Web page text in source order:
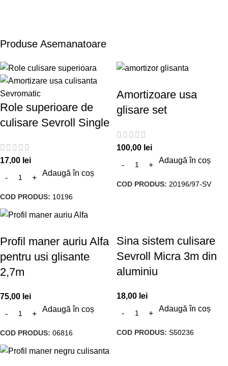
Produse Asemanatoare
Role superioare de
culisare Sevroll Single
17,00 lei
Adaugă în coș
COD PRODUS: 10196
Amortizoare usa
glisare set
100,00 lei
Adaugă în coș
COD PRODUS: 20196/97-SV
Profil maner auriu Alfa
pentru usi glisante
2,7m
75,00 lei
Adaugă în coș
COD PRODUS: 06816
Sina sistem culisare
Sevroll Micra 3m din
aluminiu
18,00 lei
Adaugă în coș
COD PRODUS: S50236